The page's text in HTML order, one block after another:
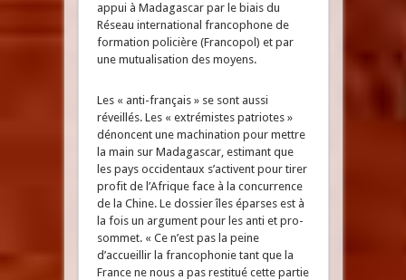
appui à Madagascar par le biais du
Réseau international francophone de
formation policière (Francopol) et par
une mutualisation des moyens.
Les « anti-français » se sont aussi
réveillés. Les « extrémistes patriotes »
dénoncent une machination pour mettre
la main sur Madagascar, estimant que
les pays occidentaux s’activent pour tirer
profit de l’Afrique face à la concurrence
de la Chine. Le dossier îles éparses est à
la fois un argument pour les anti et pro-
sommet. « Ce n’est pas la peine
d’accueillir la francophonie tant que la
France ne nous a pas restitué cette partie